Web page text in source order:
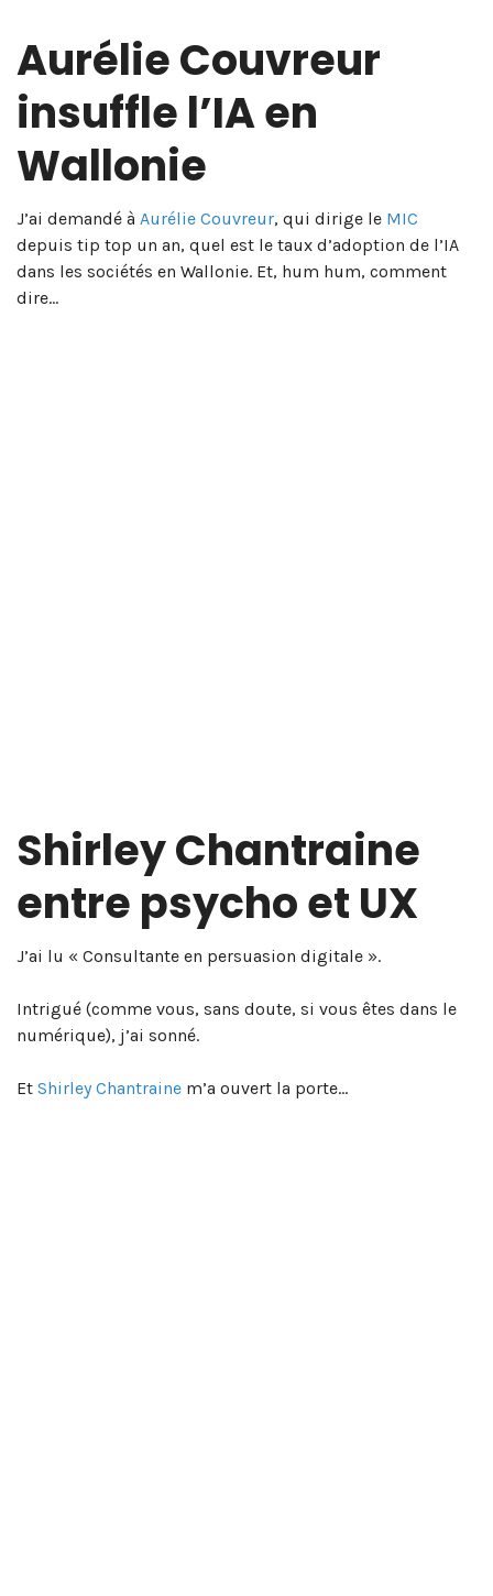
Aurélie Couvreur
insuffle l’IA en
Wallonie
J’ai demandé à Aurélie Couvreur, qui dirige le MIC
depuis tip top un an, quel est le taux d’adoption de l’IA
dans les sociétés en Wallonie. Et, hum hum, comment
dire…
Shirley Chantraine
entre psycho et UX
J’ai lu « Consultante en persuasion digitale ».
Intrigué (comme vous, sans doute, si vous êtes dans le
numérique), j’ai sonné.
Et Shirley Chantraine m’a ouvert la porte…